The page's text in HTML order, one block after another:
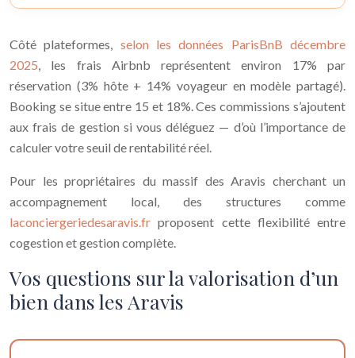
Côté plateformes, selon les données ParisBnB décembre
2025, les frais Airbnb représentent environ 17% par
réservation (3% hôte + 14% voyageur en modèle partagé).
Booking se situe entre 15 et 18%. Ces commissions s’ajoutent
aux frais de gestion si vous déléguez — d’où l’importance de
calculer votre seuil de rentabilité réel.
Pour les propriétaires du massif des Aravis cherchant un
accompagnement local, des structures comme
laconciergeriedesaravis.fr proposent cette flexibilité entre
cogestion et gestion complète.
Vos questions sur la valorisation d’un
bien dans les Aravis